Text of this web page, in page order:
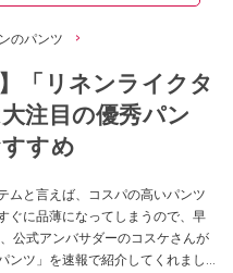
のパンツ
「リネンライクタ
注目の優秀パン
すめ
ムと言えば、コスパの高いパンツ
ぐに品薄になってしまうので、早
公式アンバサダーのコスケさんが
ンツ」を速報で紹介してくれまし